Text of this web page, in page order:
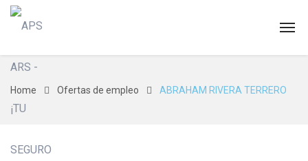
Home Ofertas de empleo ABRAHAM RIVERA TERRERO